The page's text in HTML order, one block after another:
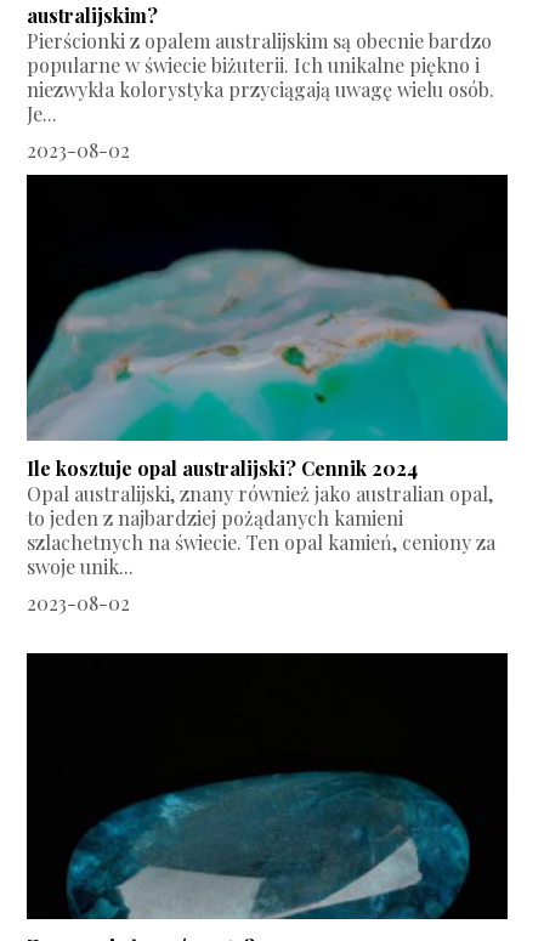
australijskim?
Pierścionki z opalem australijskim są obecnie bardzo
popularne w świecie biżuterii. Ich unikalne piękno i
niezwykła kolorystyka przyciągają uwagę wielu osób.
Je...
2023-08-02
Ile kosztuje opal australijski? Cennik 2024
Opal australijski, znany również jako australian opal,
to jeden z najbardziej pożądanych kamieni
szlachetnych na świecie. Ten opal kamień, ceniony za
swoje unik...
2023-08-02